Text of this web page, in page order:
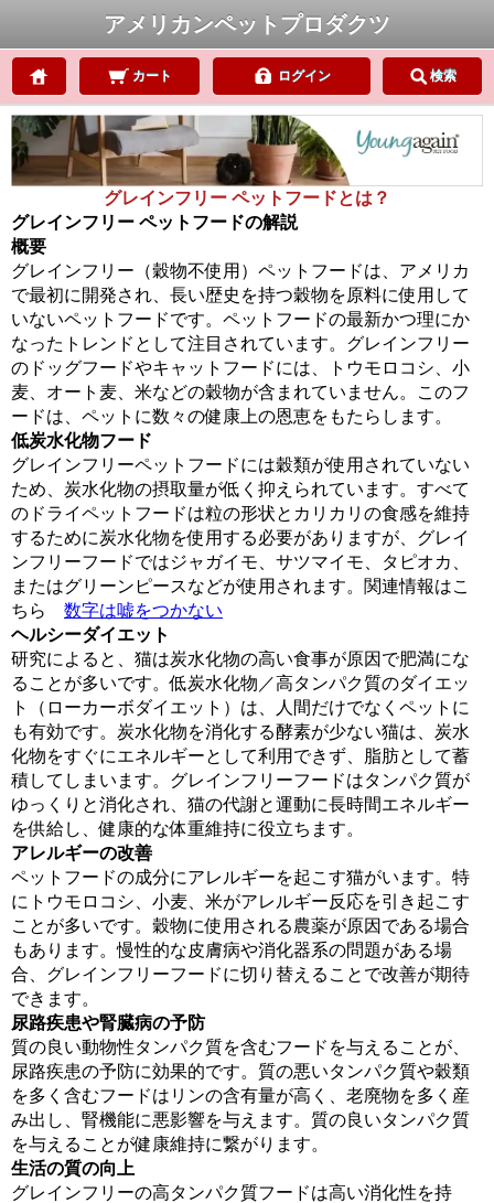
アメリカンペットプロダクツ
カート ログイン 検索
グレインフリー ペットフードとは？
グレインフリー ペットフードの解説
概要
グレインフリー（穀物不使用）ペットフードは、アメリカ
で最初に開発され、長い歴史を持つ穀物を原料に使用して
いないペットフードです。ペットフードの最新かつ理にか
なったトレンドとして注目されています。グレインフリー
のドッグフードやキャットフードには、トウモロコシ、小
麦、オート麦、米などの穀物が含まれていません。このフ
ードは、ペットに数々の健康上の恩恵をもたらします。
低炭水化物フード
グレインフリーペットフードには穀類が使用されていない
ため、炭水化物の摂取量が低く抑えられています。すべて
のドライペットフードは粒の形状とカリカリの食感を維持
するために炭水化物を使用する必要がありますが、グレイ
ンフリーフードではジャガイモ、サツマイモ、タピオカ、
またはグリーンピースなどが使用されます。関連情報はこ
ちら 数字は嘘をつかない
ヘルシーダイエット
研究によると、猫は炭水化物の高い食事が原因で肥満にな
ることが多いです。低炭水化物／高タンパク質のダイエッ
ト（ローカーボダイエット）は、人間だけでなくペットに
も有効です。炭水化物を消化する酵素が少ない猫は、炭水
化物をすぐにエネルギーとして利用できず、脂肪として蓄
積してしまいます。グレインフリーフードはタンパク質が
ゆっくりと消化され、猫の代謝と運動に長時間エネルギー
を供給し、健康的な体重維持に役立ちます。
アレルギーの改善
ペットフードの成分にアレルギーを起こす猫がいます。特
にトウモロコシ、小麦、米がアレルギー反応を引き起こす
ことが多いです。穀物に使用される農薬が原因である場合
もあります。慢性的な皮膚病や消化器系の問題がある場
合、グレインフリーフードに切り替えることで改善が期待
できます。
尿路疾患や腎臓病の予防
質の良い動物性タンパク質を含むフードを与えることが、
尿路疾患の予防に効果的です。質の悪いタンパク質や穀類
を多く含むフードはリンの含有量が高く、老廃物を多く産
み出し、腎機能に悪影響を与えます。質の良いタンパク質
を与えることが健康維持に繋がります。
生活の質の向上
グレインフリーの高タンパク質フードは高い消化性を持